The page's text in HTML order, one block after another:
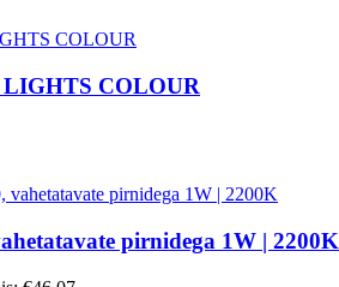
LIGHTS COLOUR
pirnidega 1W | 2200K